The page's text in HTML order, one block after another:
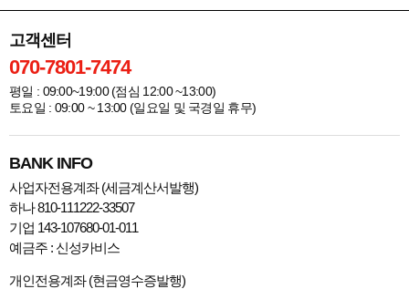
고객센터
070-7801-7474
평일 : 09:00~19:00 (점심 12:00 ~13:00)
토요일 : 09:00 ~ 13:00 (일요일 및 국경일 휴무)
BANK INFO
사업자전용계좌 (세금계산서발행)
하나 810-111222-33507
기업 143-107680-01-011
예금주 : 신성카비스
개인전용계좌 (현금영수증발행)